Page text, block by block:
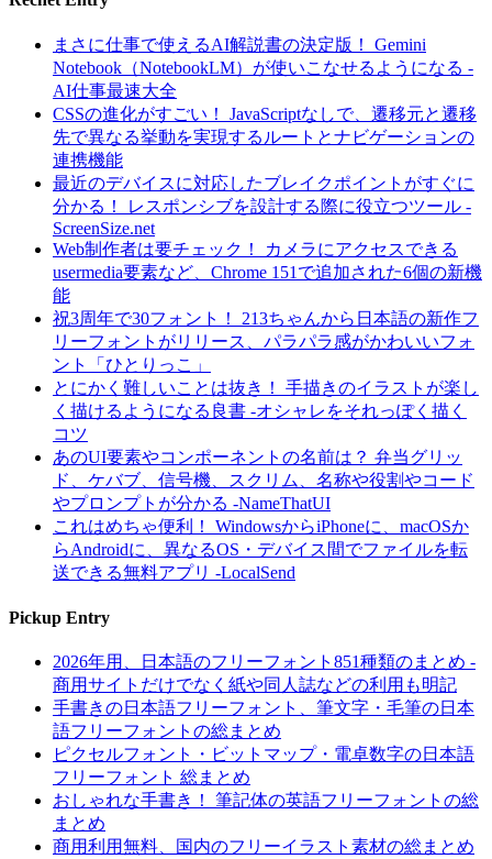
まさに仕事で使えるAI解説書の決定版！ Gemini
Notebook（NotebookLM）が使いこなせるようになる -
AI仕事最速大全
CSSの進化がすごい！ JavaScriptなしで、遷移元と遷移
先で異なる挙動を実現するルートとナビゲーションの
連携機能
最近のデバイスに対応したブレイクポイントがすぐに
分かる！ レスポンシブを設計する際に役立つツール -
ScreenSize.net
Web制作者は要チェック！ カメラにアクセスできる
usermedia要素など、Chrome 151で追加された6個の新機
能
祝3周年で30フォント！ 213ちゃんから日本語の新作フ
リーフォントがリリース、パラパラ感がかわいいフォ
ント「ひとりっこ」
とにかく難しいことは抜き！ 手描きのイラストが楽し
く描けるようになる良書 -オシャレをそれっぽく描く
コツ
あのUI要素やコンポーネントの名前は？ 弁当グリッ
ド、ケバブ、信号機、スクリム、名称や役割やコード
やプロンプトが分かる -NameThatUI
これはめちゃ便利！ WindowsからiPhoneに、macOSか
らAndroidに、異なるOS・デバイス間でファイルを転
送できる無料アプリ -LocalSend
Pickup Entry
2026年用、日本語のフリーフォント851種類のまとめ -
商用サイトだけでなく紙や同人誌などの利用も明記
手書きの日本語フリーフォント、筆文字・毛筆の日本
語フリーフォントの総まとめ
ピクセルフォント・ビットマップ・電卓数字の日本語
フリーフォント 総まとめ
おしゃれな手書き！ 筆記体の英語フリーフォントの総
まとめ
商用利用無料、国内のフリーイラスト素材の総まとめ